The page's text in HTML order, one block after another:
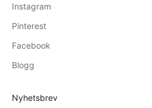
Instagram
Pinterest
Facebook
Blogg
Nyhetsbrev